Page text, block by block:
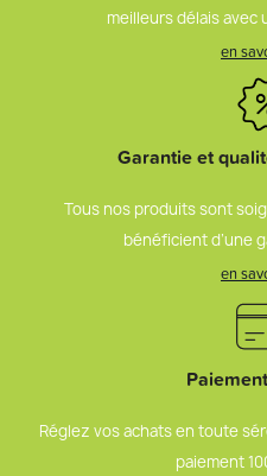
meilleurs délais avec
en
Garantie et
Tous nos produits sont
bénéficient d’une
en
Réglez vos achats en toute
paiement